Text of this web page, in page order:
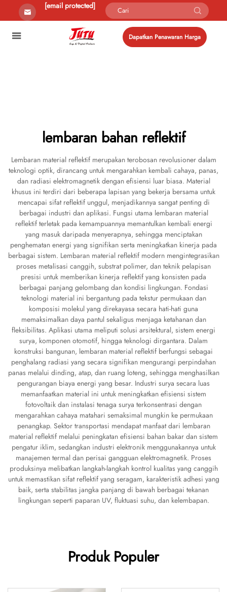
[email protected]
Dapatkan Penawaran Harga
lembaran bahan reflektif
Lembaran material reflektif merupakan terobosan revolusioner dalam
teknologi optik, dirancang untuk mengarahkan kembali cahaya, panas,
dan radiasi elektromagnetik dengan efisiensi luar biasa. Material
khusus ini terdiri dari beberapa lapisan yang bekerja bersama untuk
mencapai sifat reflektif unggul, menjadikannya sangat penting di
berbagai industri dan aplikasi. Fungsi utama lembaran material
reflektif terletak pada kemampuannya memantulkan kembali energi
yang masuk daripada menyerapnya, sehingga menciptakan
penghematan energi yang signifikan serta meningkatkan kinerja pada
berbagai sistem. Lembaran material reflektif modern mengintegrasikan
proses metalisasi canggih, substrat polimer, dan teknik pelapisan
presisi untuk memberikan kinerja reflektif yang konsisten pada
berbagai panjang gelombang dan kondisi lingkungan. Fondasi
teknologi material ini bergantung pada tekstur permukaan dan
komposisi molekul yang direkayasa secara hati-hati guna
memaksimalkan daya pantul sekaligus menjaga ketahanan dan
fleksibilitas. Aplikasi utama meliputi solusi arsitektural, sistem energi
surya, komponen otomotif, hingga teknologi dirgantara. Dalam
konstruksi bangunan, lembaran material reflektif berfungsi sebagai
penghalang radiasi yang secara signifikan mengurangi perpindahan
panas melalui dinding, atap, dan ruang loteng, sehingga menghasilkan
pengurangan biaya energi yang besar. Industri surya secara luas
memanfaatkan material ini untuk meningkatkan efisiensi sistem
fotovoltaik dan instalasi tenaga surya terkonsentrasi dengan
mengarahkan cahaya matahari semaksimal mungkin ke permukaan
penangkap. Sektor transportasi mendapat manfaat dari lembaran
material reflektif melalui peningkatan efisiensi bahan bakar dan sistem
pengatur iklim, sedangkan industri elektronik menggunakannya untuk
manajemen termal dan perisai gangguan elektromagnetik. Proses
produksinya melibatkan langkah-langkah kontrol kualitas yang canggih
untuk memastikan sifat reflektif yang seragam, karakteristik adhesi yang
baik, serta stabilitas jangka panjang di bawah berbagai tekanan
lingkungan seperti paparan UV, fluktuasi suhu, dan kelembapan.
Produk Populer